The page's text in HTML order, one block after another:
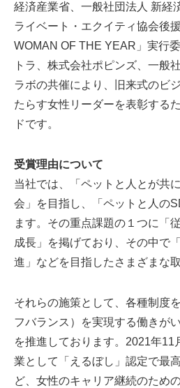
経済産業省、一般社団法人 新経
ライベート・エクイティ協会後
WOMAN OF THE YEAR」実行
トラ、株式会社ポピンズ、一般
ラボの共催により、旧来式のビ
たらす女性リーダーを表彰する
ドです。
受賞理由について
当社では、「ペットと人とが共
会」を目指し、「ペットと人の
ます。その重点課題の１つに「
成長」を掲げており、その中で
進」などを目指したさまざまな
それらの施策として、各種制度
フバランス）を実現する働きが
を推進しております。2021年11
業として「えるぼし」認定で最
ど、女性のキャリア継続のため